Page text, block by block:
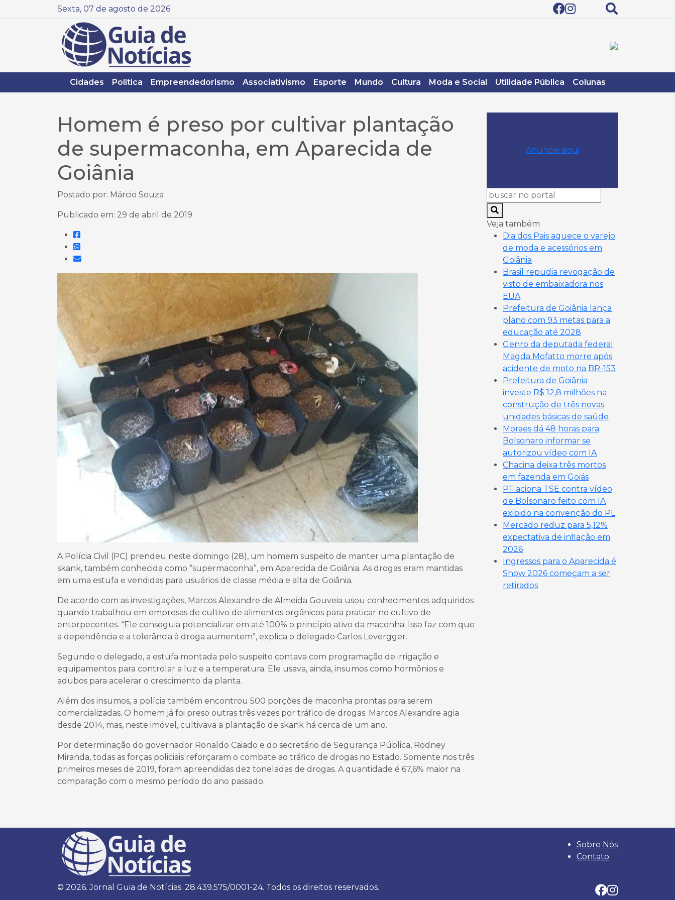
Sexta, 07 de agosto de 2026
Cidades Política Empreendedorismo Associativismo Esporte Mundo Cultura Moda e Social Utilidade Pública Colunas
Homem é preso por cultivar plantação
de supermaconha, em Aparecida de
Goiânia
Postado por: Márcio Souza
Publicado em: 29 de abril de 2019
A Polícia Civil (PC) prendeu neste domingo (28), um homem suspeito de manter uma plantação de
skank, também conhecida como “supermaconha”, em Aparecida de Goiânia. As drogas eram mantidas
em uma estufa e vendidas para usuários de classe média e alta de Goiânia.
De acordo com as investigações, Marcos Alexandre de Almeida Gouveia usou conhecimentos adquiridos
quando trabalhou em empresas de cultivo de alimentos orgânicos para praticar no cultivo de
entorpecentes. “Ele conseguia potencializar em até 100% o princípio ativo da maconha. Isso faz com que
a dependência e a tolerância à droga aumentem”, explica o delegado Carlos Levergger.
Segundo o delegado, a estufa montada pelo suspeito contava com programação de irrigação e
equipamentos para controlar a luz e a temperatura. Ele usava, ainda, insumos como hormônios e
adubos para acelerar o crescimento da planta.
Além dos insumos, a polícia também encontrou 500 porções de maconha prontas para serem
comercializadas. O homem já foi preso outras três vezes por tráfico de drogas. Marcos Alexandre agia
desde 2014, mas, neste imóvel, cultivava a plantação de skank há cerca de um ano.
Por determinação do governador Ronaldo Caiado e do secretário de Segurança Pública, Rodney
Miranda, todas as forças policiais reforçaram o combate ao tráfico de drogas no Estado. Somente nos três
primeiros meses de 2019, foram apreendidas dez toneladas de drogas. A quantidade é 67,6% maior na
comparação com o mesmo período do ano passado.
Anuncie aqui
Veja também
Dia dos Pais aquece o varejo
de moda e acessórios em
Goiânia
Brasil repudia revogação de
visto de embaixadora nos
EUA
Prefeitura de Goiânia lança
plano com 93 metas para a
educação até 2028
Genro da deputada federal
Magda Mofatto morre após
acidente de moto na BR-153
Prefeitura de Goiânia
investe R$ 12,8 milhões na
construção de três novas
unidades básicas de saúde
Moraes dá 48 horas para
Bolsonaro informar se
autorizou vídeo com IA
Chacina deixa três mortos
em fazenda em Goiás
PT aciona TSE contra vídeo
de Bolsonaro feito com IA
exibido na convenção do PL
Mercado reduz para 5,12%
expectativa de inflação em
2026
Ingressos para o Aparecida é
Show 2026 começam a ser
retirados
Sobre Nós
Contato
© 2026. Jornal Guia de Notícias. 28.439.575/0001-24. Todos os direitos reservados.